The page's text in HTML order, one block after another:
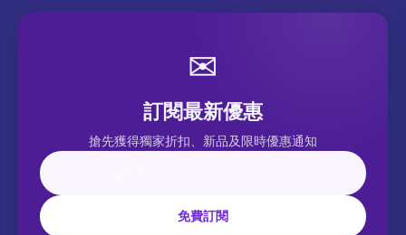
✉
訂閱最新優惠
搶先獲得獨家折扣、新品及限時優惠通知
免費訂閱